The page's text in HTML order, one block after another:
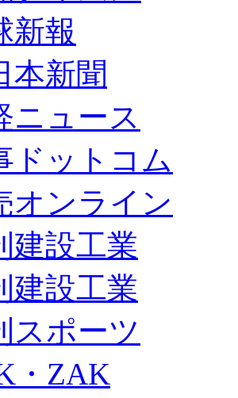
新報
本新聞
ニュース
ドットコム
オンライン
建設工業
建設工業
スポーツ
・ZAK